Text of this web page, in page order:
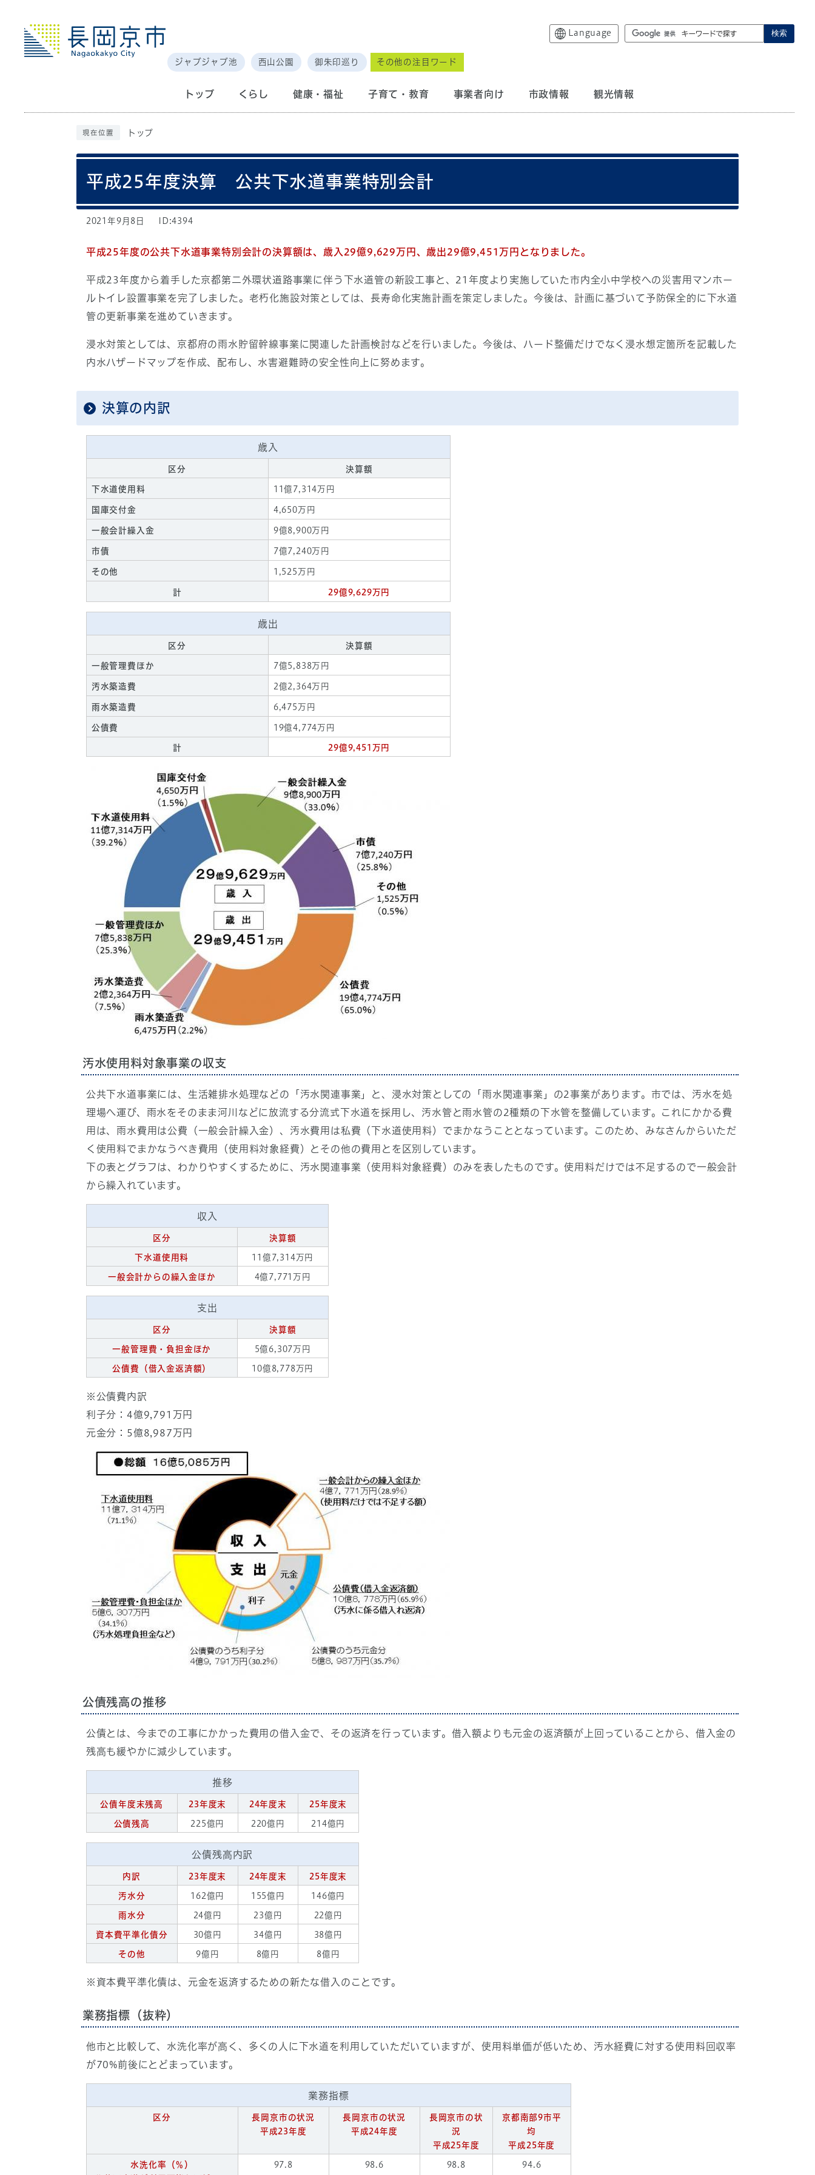
Language 検索
ジャブジャブ池 西山公園 御朱印巡り その他の注目ワード
トップ くらし 健康・福祉 子育て・教育 事業者向け 市政情報 観光情報
現在位置 トップ
平成25年度決算 公共下水道事業特別会計
2021年9月8日 ID:4394
平成25年度の公共下水道事業特別会計の決算額は、歳入29億9,629万円、歳出29億9,451万円となりました。
平成23年度から着手した京都第二外環状道路事業に伴う下水道管の新設工事と、21年度より実施していた市内全小中学校への災害用マンホー
ルトイレ設置事業を完了しました。老朽化施設対策としては、長寿命化実施計画を策定しました。今後は、計画に基づいて予防保全的に下水道
管の更新事業を進めていきます。
浸水対策としては、京都府の雨水貯留幹線事業に関連した計画検討などを行いました。今後は、ハード整備だけでなく浸水想定箇所を記載した
内水ハザードマップを作成、配布し、水害避難時の安全性向上に努めます。
決算の内訳
歳入
区分 決算額
下水道使用料 11億7,314万円
国庫交付金 4,650万円
一般会計繰入金 9億8,900万円
市債 7億7,240万円
その他 1,525万円
計 29億9,629万円
歳出
区分 決算額
一般管理費ほか 7億5,838万円
汚水築造費 2億2,364万円
雨水築造費 6,475万円
公債費 19億4,774万円
計 29億9,451万円
汚水使用料対象事業の収支
公共下水道事業には、生活雑排水処理などの「汚水関連事業」と、浸水対策としての「雨水関連事業」の2事業があります。市では、汚水を処
理場へ運び、雨水をそのまま河川などに放流する分流式下水道を採用し、汚水管と雨水管の2種類の下水管を整備しています。これにかかる費
用は、雨水費用は公費（一般会計繰入金）、汚水費用は私費（下水道使用料）でまかなうこととなっています。このため、みなさんからいただ
く使用料でまかなうべき費用（使用料対象経費）とその他の費用とを区別しています。
下の表とグラフは、わかりやすくするために、汚水関連事業（使用料対象経費）のみを表したものです。使用料だけでは不足するので一般会計
から繰入れています。
収入
区分 決算額
下水道使用料 11億7,314万円
一般会計からの繰入金ほか 4億7,771万円
支出
区分 決算額
一般管理費・負担金ほか 5億6,307万円
公債費（借入金返済額） 10億8,778万円
※公債費内訳
利子分：4億9,791万円
元金分：5億8,987万円
公債残高の推移
公債とは、今までの工事にかかった費用の借入金で、その返済を行っています。借入額よりも元金の返済額が上回っていることから、借入金の
残高も緩やかに減少しています。
推移
公債年度末残高 23年度末 24年度末 25年度末
公債残高 225億円 220億円 214億円
公債残高内訳
内訳 23年度末 24年度末 25年度末
汚水分 162億円 155億円 146億円
雨水分 24億円 23億円 22億円
資本費平準化債分 30億円 34億円 38億円
その他 9億円 8億円 8億円
※資本費平準化債は、元金を返済するための新たな借入のことです。
業務指標（抜粋）
他市と比較して、水洗化率が高く、多くの人に下水道を利用していただいていますが、使用料単価が低いため、汚水経費に対する使用料回収率
が70%前後にとどまっています。
業務指標
区分
長岡京市の状況
平成23年度
長岡京市の状況
平成24年度
長岡京市の状
況
平成25年度
京都南部9市平
均
平成25年度
水洗化率（％）
97.8 98.6 98.8 94.6